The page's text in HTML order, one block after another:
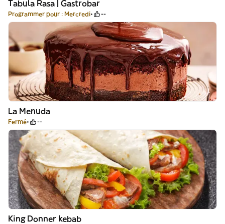
Tabula Rasa | Gastrobar
Programmer pour : Mercredi --
La Menuda
Fermé --
King Donner kebab